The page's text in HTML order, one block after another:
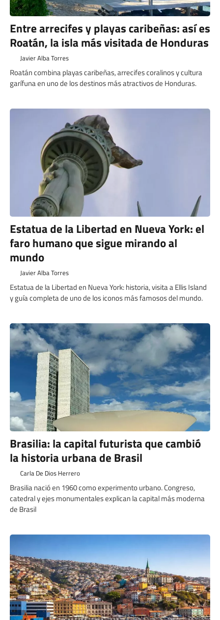
Entre arrecifes y playas caribeñas: así es
Roatán, la isla más visitada de Honduras
Javier Alba Torres
Roatán combina playas caribeñas, arrecifes coralinos y cultura
garífuna en uno de los destinos más atractivos de Honduras.
Estatua de la Libertad en Nueva York: el
faro humano que sigue mirando al
mundo
Javier Alba Torres
Estatua de la Libertad en Nueva York: historia, visita a Ellis Island
y guía completa de uno de los iconos más famosos del mundo.
Brasilia: la capital futurista que cambió
la historia urbana de Brasil
Carla De Dios Herrero
Brasilia nació en 1960 como experimento urbano. Congreso,
catedral y ejes monumentales explican la capital más moderna
de Brasil